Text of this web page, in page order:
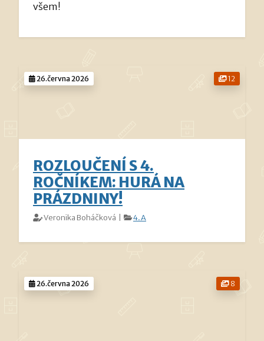
všem!
12
26.června 2026
ROZLOUČENÍ S 4.
ROČNÍKEM: HURÁ NA
PRÁZDNINY!
Veronika Boháčková | 4.A
8
26.června 2026